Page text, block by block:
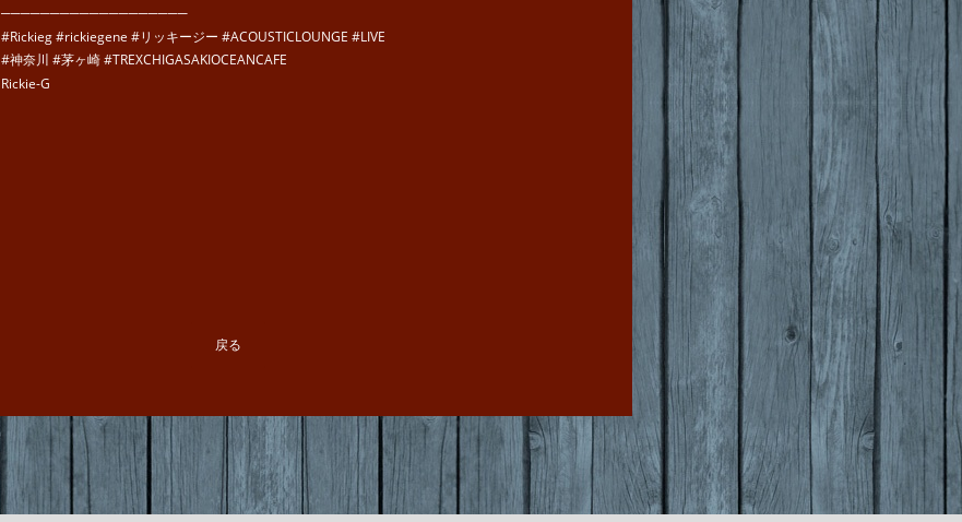
───────────────────
#Rickieg #rickiegene #リッキージー #ACOUSTICLOUNGE #LIVE
#神奈川 #茅ヶ崎 #TREXCHIGASAKIOCEANCAFE
Rickie-G
戻る